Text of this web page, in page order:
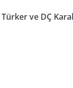
ve DÇ